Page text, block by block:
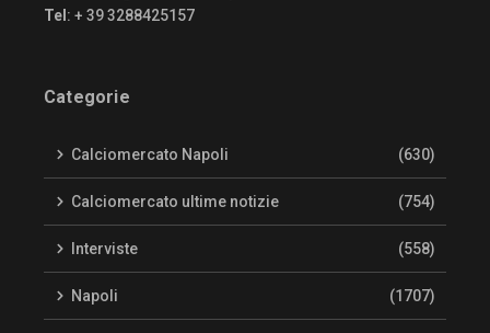
Tel : + 39 3288425157
Categorie
Calciomercato Napoli (630)
Calciomercato ultime notizie (754)
Interviste (558)
Napoli (1707)